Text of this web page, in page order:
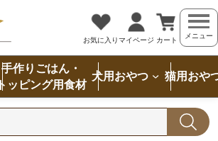
お気に入りマイページ カート
メニュー
手作りごはん・
トッピング用食材
犬用おやつ 猫用おや